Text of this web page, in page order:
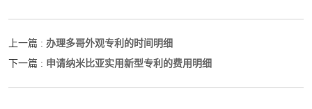
上一篇 : 办理多哥外观专利的时间明细
下一篇 : 申请纳米比亚实用新型专利的费用明细